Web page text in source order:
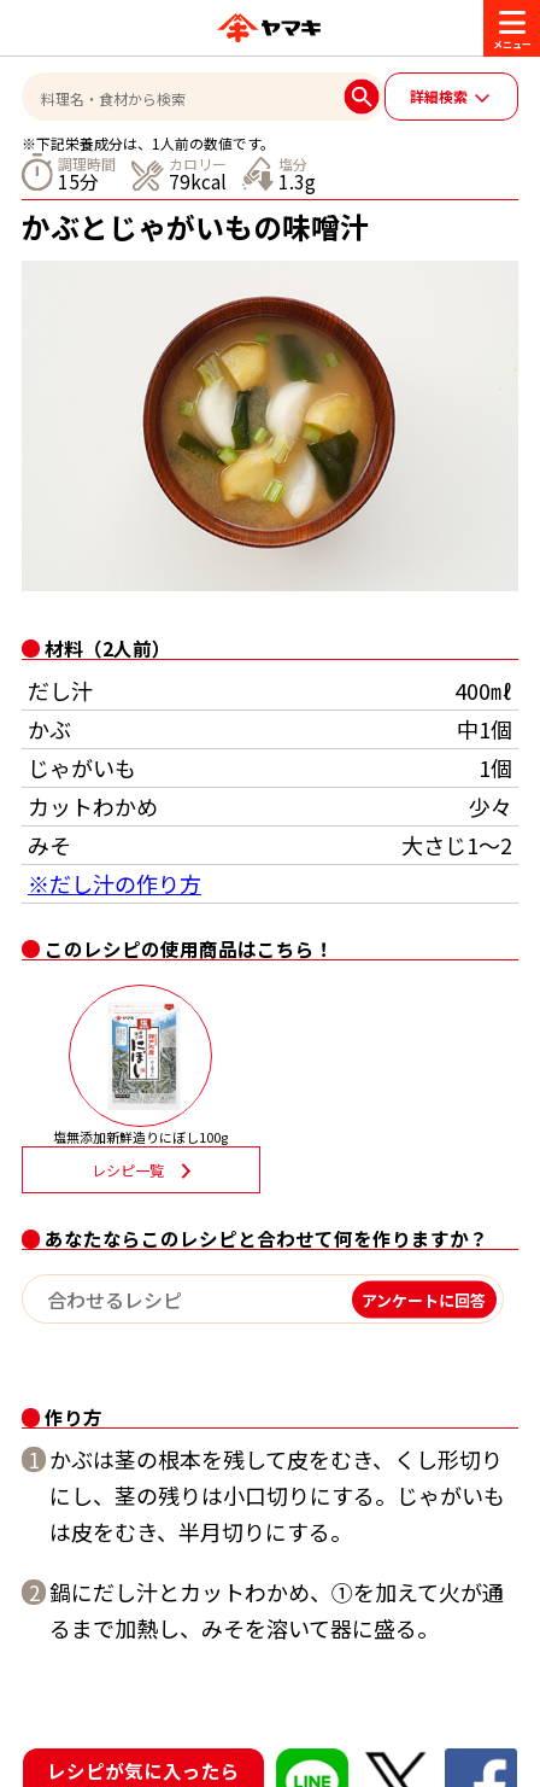
商品情報
ブランド一覧
ヤマキ『めんつゆ』 ヤマキ 割烹白だし
旨さ、別格。だし屋の鍋 韓福善シリーズ
サッと鍋® 楽チン鍋®
楽チン屋® ストレートつゆ
新鮮一番 『氷熟®』
鰹節屋の
レシピ
おいしいレシピを探す
おいしいレシピトップ
おいしいレシピを商品から探す
かつお節レシピ
めんつゆレシピ
割烹白だしレシピ
レシピ特設サイト
割烹白だしレシピ特集
だし巻き卵特集
かつおだしが決め手！簡単茶碗蒸し
かつお節・だしを楽しむ
かつお節・だしを知る
だしの取り方
かつお節の削り方
かつお節・だしを楽しむ
だしコミュ
キャンペーン一覧
企業・採用情報
採用情報
- ジョブリターン制
オンラインショップ
Global
詳細検索
※下記栄養成分は、1人前の数値です。
調理時間
15分
カロリー
79kcal
塩分
1.3g
かぶとじゃがいもの味噌汁
このレシピの使用商品はこちら！
塩無添加新鮮造りにぼし100g
レシピ一覧
あなたならこのレシピと合わせて何を作りますか？
アンケートに回答
作り方
1 かぶは茎の根本を残して皮をむき、くし形切り
にし、茎の残りは小口切りにする。じゃがいも
は皮をむき、半月切りにする。
2 鍋にだし汁とカットわかめ、①を加えて火が通
るまで加熱し、みそを溶いて器に盛る。
材料（2人前）
だし汁
400㎖
かぶ
中1個
じゃがいも
1個
カットわかめ
少々
みそ
大さじ1～2
※だし汁の作り方
レシピが気に入ったら